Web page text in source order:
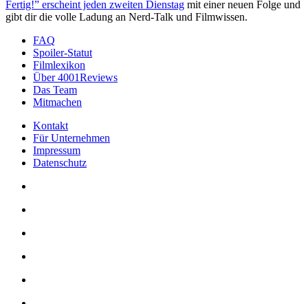
Fertig!” erscheint jeden zweiten Dienstag mit einer neuen Folge und
gibt dir die volle Ladung an Nerd-Talk und Filmwissen.
FAQ
Spoiler-Statut
Filmlexikon
Über 4001Reviews
Das Team
Mitmachen
Kontakt
Für Unternehmen
Impressum
Datenschutz